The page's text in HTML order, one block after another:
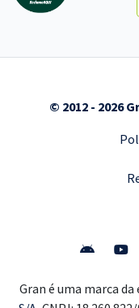
© 2012 - 2026
Gran é uma marca da